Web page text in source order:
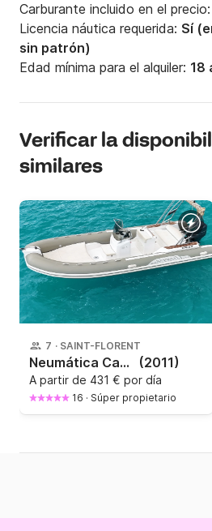
Carburante incluido en el precio:
Licencia náutica requerida: Sí
sin patrón)
Edad mínima para el alquiler: 18
Verificar la
similares
7 · SAINT-FLORENT
Neumática Capelli Tempest 626 Limited 150CV (2011)
A partir de 431 € por día
16 · Súper propietario